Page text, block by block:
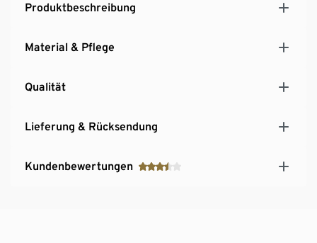
Produktbeschreibung
Material & Pflege
Qualität
Lieferung & Rücksendung
Kundenbewertungen